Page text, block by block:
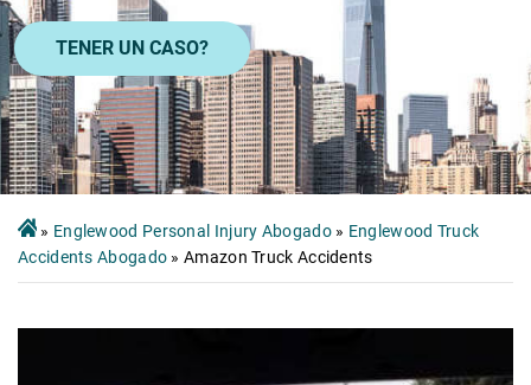
TENER UN CASO?
» Englewood Personal Injury Abogado» Englewood Truck
Accidents Abogado »Amazon Truck Accidents